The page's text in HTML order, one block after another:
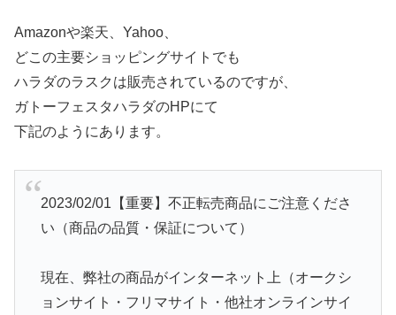
Amazonや楽天、Yahoo、
どこの主要ショッピングサイトでも
ハラダのラスクは販売されているのですが、
ガトーフェスタハラダのHPにて
下記のようにあります。
2023/02/01【重要】不正転売商品にご注意くださ
い（商品の品質・保証について）
現在、弊社の商品がインターネット上（オークシ
ョンサイト・フリマサイト・他社オンラインサイ